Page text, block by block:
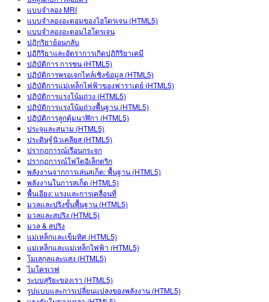
แบบจำลอง MRI
แบบจำลองอะตอมของไฮโดรเจน (HTML5)
แบบจำลองอะตอมไฮโดรเจน
ปฎิกริยาย้อนกลับ
ปฏิกิริยาและอัตราการเกิดปฏิกิริยาเคมี
ปฏิบัติการ การชน (HTML5)
ปฏิบัติการพรอเจกไทล์เชิงข้อมูล (HTML5)
ปฏิบัติการแม่เหล็กไฟฟ้าของฟาราเดย์ (HTML5)
ปฏิบัติการแรงโน้มถ่วง (HTML5)
ปฏิบัติการแรงโน้มถ่วงพื้นฐาน (HTML5)
ปฏิบัติการลูกตุ้มนาฬิกา (HTML5)
ประจุและสนาม (HTML5)
ประดิษฐ์นิวเคลียส (HTML5)
ปรากฎการณ์เรือนกระจก
ปรากฏการณ์โฟโตอิเล็กตริก
พลังงานจากการเล่นสเก็ต: พื้นฐาน (HTML5)
พลังงานในการสเก็ต (HTML5)
พื้นเอียง: แรงและการเคลื่อนที่
มวลและปริงขั้นพื้นฐาน (HTML5)
มวลและสปริง (HTML5)
มวล & สปริง
แม่เหล็กและเข็มทิศ (HTML5)
แม่เหล็กและแม่เหล็กไฟฟ้า (HTML5)
โมเลกุลและแสง (HTML5)
ไมโครเวฟ
ระบบสุริยะของเรา (HTML5)
รูปแบบและการเปลี่ยนแปลงของพลังงาน (HTML5)